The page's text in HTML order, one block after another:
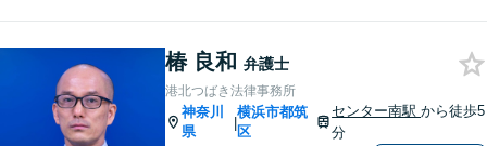
椿 良和 弁護士
港北つばき法律事務所
神奈川
県
|
横浜市都筑
区
センター南駅から徒歩5
分